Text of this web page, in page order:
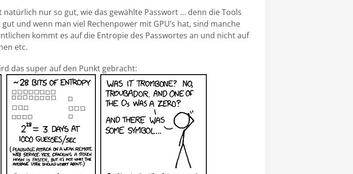
natürlich nur so gut, wie das gewählte Passwort … denn die Tools
und wenn man viel Rechenpower mit GPU’s hat, sind manche
kommt es auf die Entropie des Passwortes an und nicht auf
etc.
das super auf den Punkt gebracht: